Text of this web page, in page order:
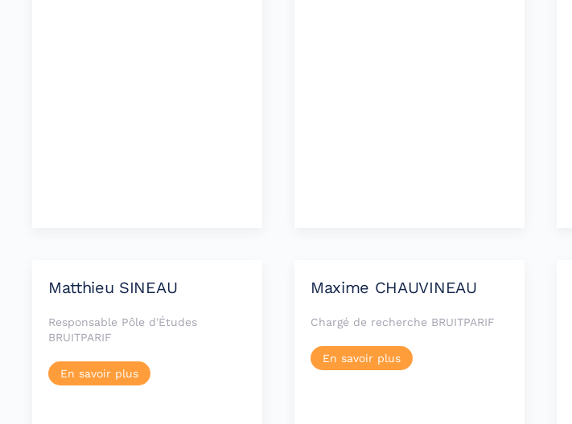
Matthieu SINEAU
Responsable Pôle d'Études
BRUITPARIF
En savoir plus
Maxime CHAUVINEAU
Chargé de recherche BRUITPARIF
En savoir plus